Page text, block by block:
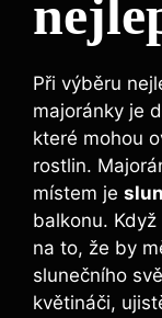
Při výběru
majoránky je
které mohou
rostlin.
místem je
balkonu.
na to, že by
slunečního
květináči,